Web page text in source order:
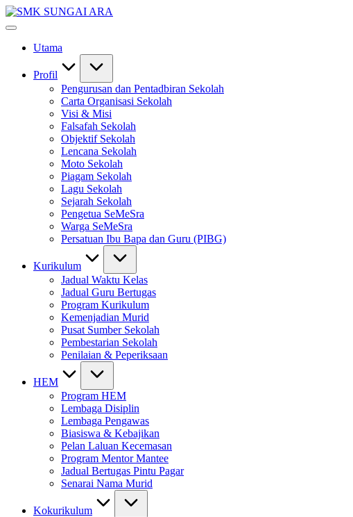
Skip
to
#KetekunanNadiKecemerlangan
#SeMeSradiHati
Utama
Profil
Pengurusan dan Pentadbiran Sekolah
Carta Organisasi Sekolah
Visi & Misi
Falsafah Sekolah
Objektif Sekolah
Lencana Sekolah
Moto Sekolah
Piagam Sekolah
Lagu Sekolah
Sejarah Sekolah
Pengetua SeMeSra
Warga SeMeSra
Persatuan Ibu Bapa dan Guru (PIBG)
Kurikulum
Jadual Waktu Kelas
Jadual Guru Bertugas
Program Kurikulum
Kemenjadian Murid
Pusat Sumber Sekolah
Pembestarian Sekolah
Penilaian & Peperiksaan
HEM
Program HEM
Lembaga Disiplin
Lembaga Pengawas
Biasiswa & Kebajikan
Pelan Laluan Kecemasan
Program Mentor Mantee
Jadual Bertugas Pintu Pagar
Senarai Nama Murid
Kokurikulum